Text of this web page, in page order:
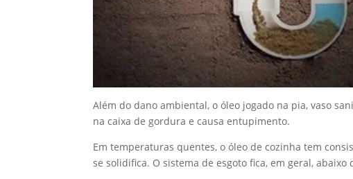
Além do dano ambiental, o óleo jogado na pia, vaso
na caixa de gordura e causa entupimento.
Em temperaturas quentes, o óleo de cozinha tem
se solidifica. O sistema de esgoto fica, em geral, abaixo